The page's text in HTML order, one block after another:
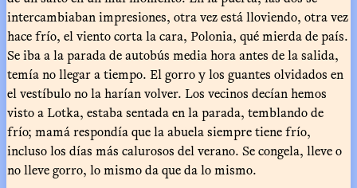
intercambiaban impresiones, otra vez está lloviendo, otra vez
hace frío, el viento corta la cara, Polonia, qué mierda de país.
Se iba a la parada de autobús media hora antes de la salida,
temía no llegar a tiempo. El gorro y los guantes olvidados en
el vestíbulo no la harían volver. Los vecinos decían hemos
visto a Lotka, estaba sentada en la parada, temblando de
frío; mamá respondía que la abuela siempre tiene frío,
incluso los días más calurosos del verano. Se congela, lleve o
no lleve gorro, lo mismo da que da lo mismo.